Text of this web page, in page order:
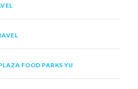
FOOD PARKS YU